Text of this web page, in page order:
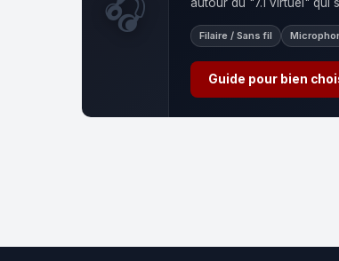
🎧 Filaire / Sans fil
Guide pour bien